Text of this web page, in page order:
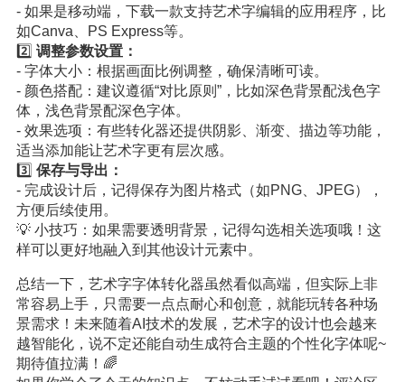
- 如果是移动端，下载一款支持艺术字编辑的应用程序，比
如Canva、PS Express等。
2️⃣ 调整参数设置：
- 字体大小：根据画面比例调整，确保清晰可读。
- 颜色搭配：建议遵循“对比原则”，比如深色背景配浅色字
体，浅色背景配深色字体。
- 效果选项：有些转化器还提供阴影、渐变、描边等功能，
适当添加能让艺术字更有层次感。
3️⃣ 保存与导出：
- 完成设计后，记得保存为图片格式（如PNG、JPEG），
方便后续使用。
💡 小技巧：如果需要透明背景，记得勾选相关选项哦！这
样可以更好地融入到其他设计元素中。
总结一下，艺术字字体转化器虽然看似高端，但实际上非
常容易上手，只需要一点点耐心和创意，就能玩转各种场
景需求！未来随着AI技术的发展，艺术字的设计也会越来
越智能化，说不定还能自动生成符合主题的个性化字体呢~
期待值拉满！🌈